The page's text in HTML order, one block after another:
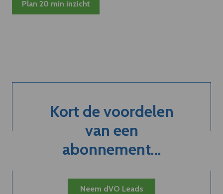
Plan 20 min inzicht
Kort de voordelen
van een
abonnement...
Neem dVO Leads